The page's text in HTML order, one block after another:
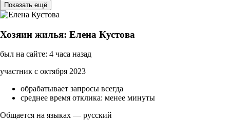
Показать ещё
Хозяин жилья: Елена Кустова
был на сайте: 4 часа назад
участник с октября 2023
обрабатывает запросы всегда
среднее время отклика: менее минуты
Общается на языках — русский